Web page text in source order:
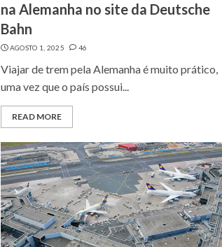
na Alemanha no site da Deutsche
Bahn
AGOSTO 1, 2025 46
Viajar de trem pela Alemanha é muito prático,
uma vez que o país possui...
READ MORE